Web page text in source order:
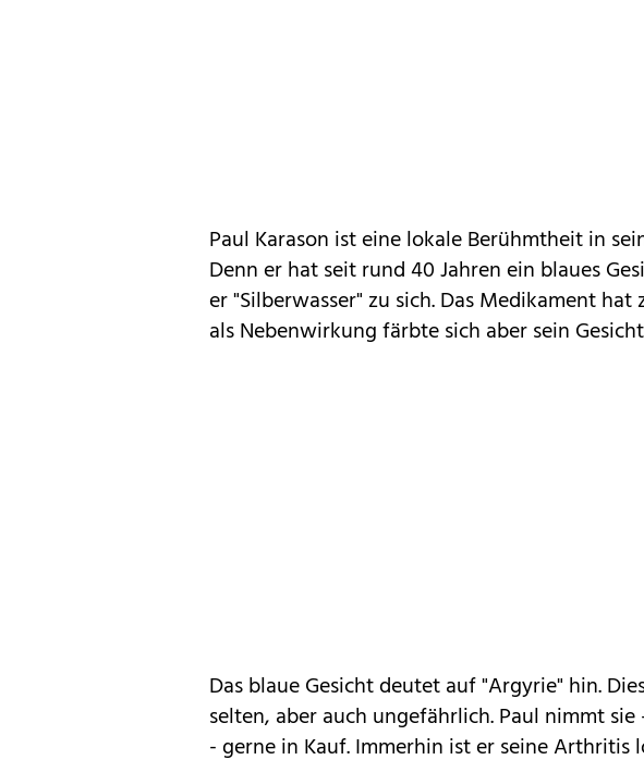
Paul Karason ist eine lokale Berühmtheit in
Denn er hat seit rund 40 Jahren ein blaues
er "Silberwasser" zu sich. Das Medikament
als Nebenwirkung färbte sich aber sein
Das blaue Gesicht deutet auf "Argyrie" hin.
selten, aber auch ungefährlich. Paul nimmt
- gerne in Kauf. Immerhin ist er seine Arthritis